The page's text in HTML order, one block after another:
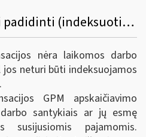
59. Ar darbdavys turi padidinti (indeksuoti) nekonkuravimo kompensaciją, numatytą 2018 m. ar ankstesniame susitarime su darbuotoju? Koks GPM tarifas 2019 m. taikomas nekonkuravimo kompensacijoms?
nėra laikomos darbo
neturi būti indeksuojamos
GPM apskaičiavimo
santykiais ar jų esmę
susijusiomis pajamomis.